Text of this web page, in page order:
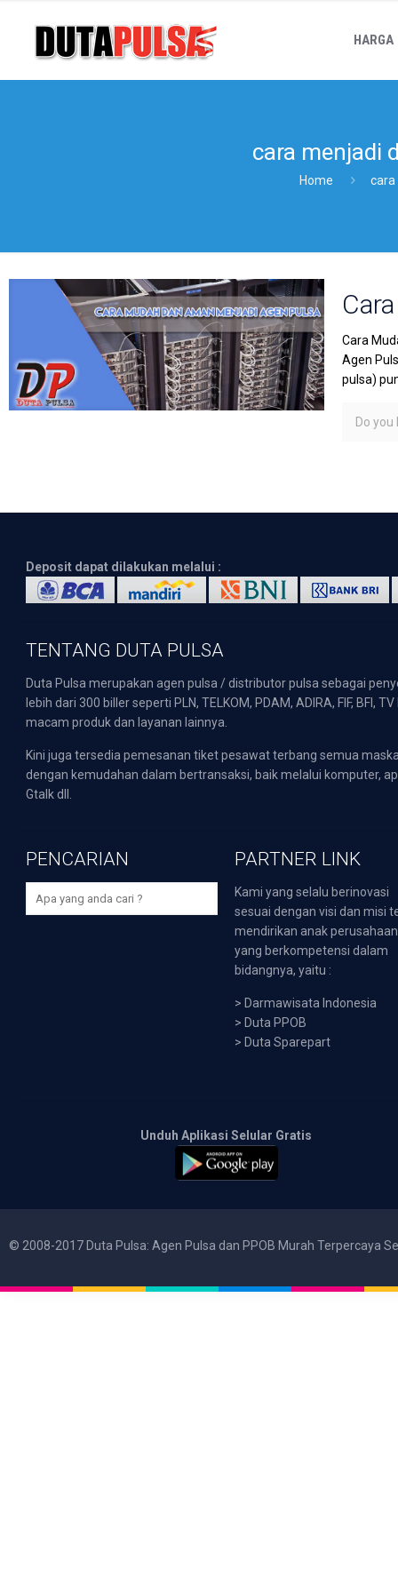
HARGA
cara menjadi
Home
Cara
Agen
pulsa)
Do you
Deposit dapat dilakukan melalui :
TENTANG DUTA PULSA
Duta Pulsa merupakan agen pulsa / distributor pulsa sebagai
lebih dari 300 biller seperti PLN, TELKOM, PDAM, ADIRA, FIF,
macam produk dan layanan lainnya.
Kini juga tersedia pemesanan tiket pesawat terbang semua
dengan kemudahan dalam bertransaksi, baik melalui komputer,
Gtalk dll.
PENCARIAN PARTNER LINK
Kami yang selalu berinovasi
sesuai dengan visi dan misi
mendirikan anak perusahaan
yang berkompetensi dalam
bidangnya, yaitu :
> Darmawisata Indonesia
> Duta PPOB
> Duta Sparepart
Unduh Aplikasi Selular Gratis
© 2008-2017 Duta Pulsa: Agen Pulsa dan PPOB Murah Terpercaya